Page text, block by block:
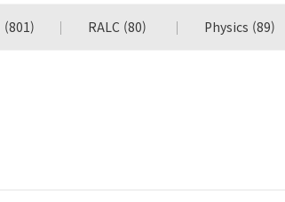
(801) RALC (80) Physics (89)